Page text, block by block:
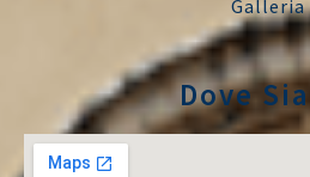
Galleria
Dove